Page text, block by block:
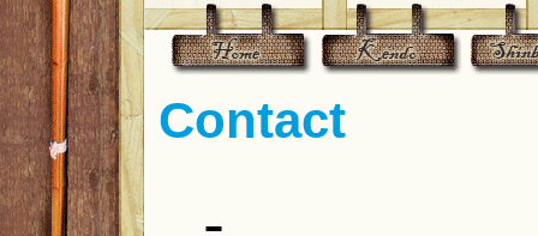
Contact